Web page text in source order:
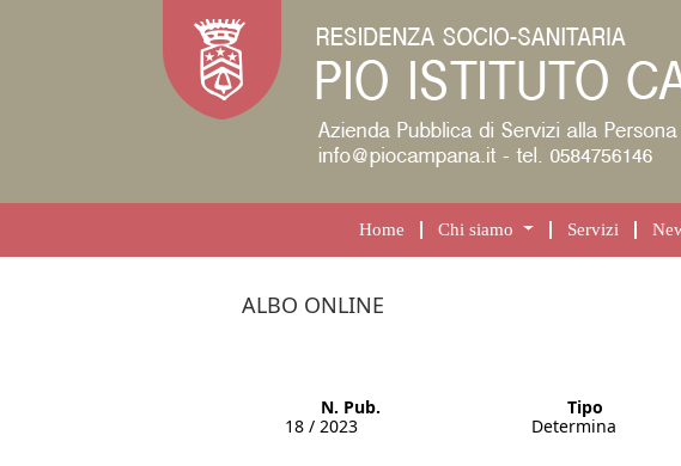
Home Chi siamo Servizi
ALBO ONLINE
N. Pub.
18 / 2023
Tipo
Determina